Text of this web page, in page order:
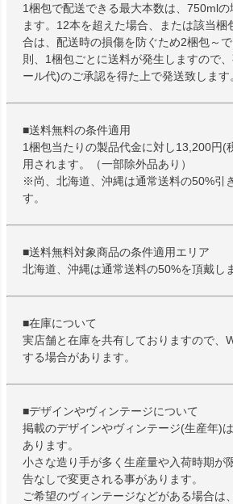
1梱包で配送できる最大本数は、750mlの
ます。12本を超えた場合、または該当梱
合は、配送時の損傷を防ぐため2梱包～
則、1梱包ごとに送料が発生しますので
ール代)のご承認を得た上で発送致します
■送料無料の条件適用
1梱包当たりの製品代金に対し13,200円(
用されます。（一部除外品あり）
※尚、北海道、沖縄は通常送料の50%引
す。
■送料無料対象商品の条件適用エリア
北海道、沖縄は通常送料の50%を頂戴し
■在庫について
実店舗と在庫を共有しておりますので、
する場合があります。
■デザインやヴィンテージについて
掲載のデザインやヴィンテージ(生産年)
あります。
小さな造り手が多く生産量や入荷時期が
告なしで変更される事があります。
ご希望のヴィンテージなどがある場合は